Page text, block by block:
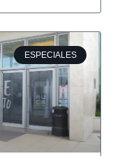
ESPECIALES